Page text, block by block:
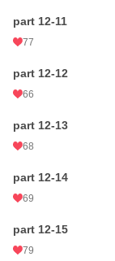
part 12-11
77
part 12-12
66
part 12-13
68
part 12-14
69
part 12-15
79